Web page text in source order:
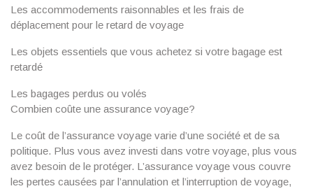
Les accommodements raisonnables et les frais de
déplacement pour le retard de voyage
Les objets essentiels que vous achetez si votre bagage est
retardé
Les bagages perdus ou volés
Combien coûte une assurance voyage?
Le coût de l’assurance voyage varie d’une société et de sa
politique. Plus vous avez investi dans votre voyage, plus vous
avez besoin de le protéger. L’assurance voyage vous couvre
les pertes causées par l’annulation et l’interruption de voyage,